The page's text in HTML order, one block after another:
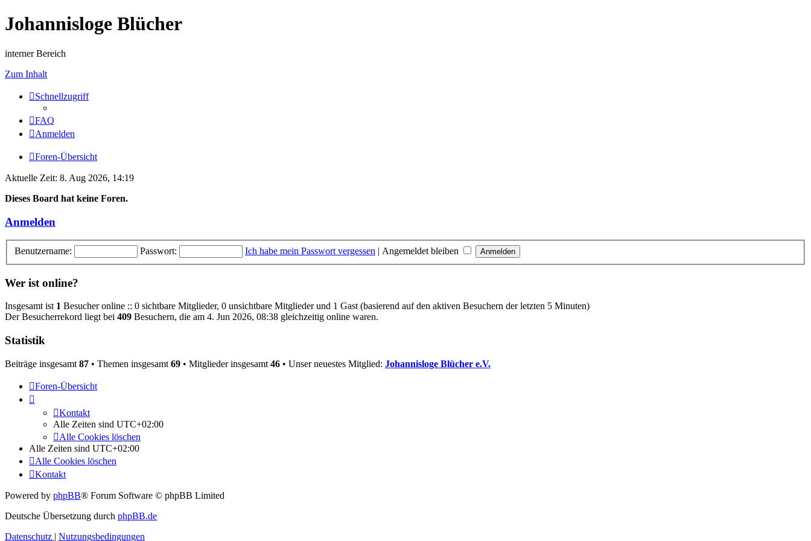
Johannisloge Blücher
interner Bereich
Zum Inhalt
Schnellzugriff
FAQ
Anmelden
Foren-Übersicht
Aktuelle Zeit: 8. Aug 2026, 14:19
Dieses Board hat keine Foren.
Anmelden
Benutzername: Passwort: Ich habe mein Passwort vergessen | Angemeldet bleiben
Wer ist online?
Insgesamt ist 1 Besucher online :: 0 sichtbare Mitglieder, 0 unsichtbare Mitglieder und 1 Gast (basierend auf den aktiven Besuchern der letzten 5 Minuten)
Der Besucherrekord liegt bei 409 Besuchern, die am 4. Jun 2026, 08:38 gleichzeitig online waren.
Statistik
Beiträge insgesamt 87 • Themen insgesamt 69 • Mitglieder insgesamt 46 • Unser neuestes Mitglied: Johannisloge Blücher e.V.
Foren-Übersicht
Kontakt
Alle Zeiten sind UTC+02:00
Alle Cookies löschen
Alle Zeiten sind UTC+02:00
Alle Cookies löschen
Kontakt
Powered by phpBB® Forum Software © phpBB Limited
Deutsche Übersetzung durch phpBB.de
Datenschutz | Nutzungsbedingungen